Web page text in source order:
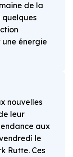
de la
une énergie
nouvelles
leur
aux
le
Rutte. Ces